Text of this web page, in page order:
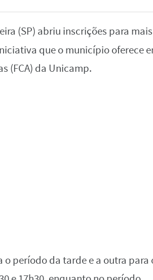
(SP) abriu inscrições para
que o município oferece
(FCA) da Unicamp.
o período da tarde e a outra para